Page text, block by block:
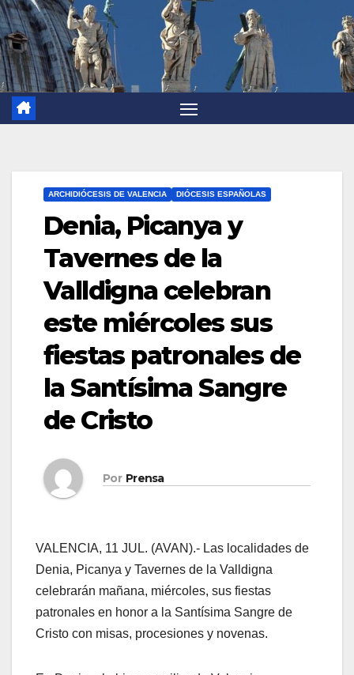
ARCHIDIÓCESIS DE VALENCIA DIÓCESIS ESPAÑOLAS
Denia, Picanya y
Tavernes de la
Valldigna celebran
este miércoles sus
fiestas patronales de
la Santísima Sangre
de Cristo
Por Prensa
VALENCIA, 11 JUL. (AVAN).- Las localidades de
Denia, Picanya y Tavernes de la Valldigna
celebrarán mañana, miércoles, sus fiestas
patronales en honor a la Santísima Sangre de
Cristo con misas, procesiones y novenas.